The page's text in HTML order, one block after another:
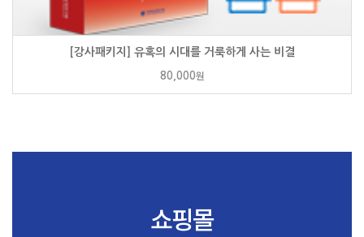
[강사패키지] 유혹의 시대를 거룩하게 사는 비결
80,000원
쇼핑몰